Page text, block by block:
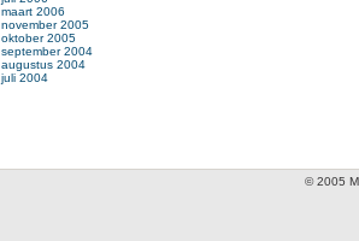
maart 2006
november 2005
oktober 2005
september 2004
augustus 2004
juli 2004
© 2005